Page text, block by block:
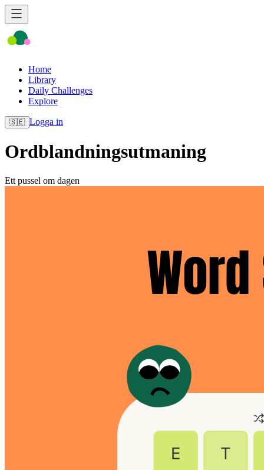
Home
Library
Daily Challenges
Explore
🇸🇪 Logga in
Ordblandningsutmaning
Ett pussel om dagen